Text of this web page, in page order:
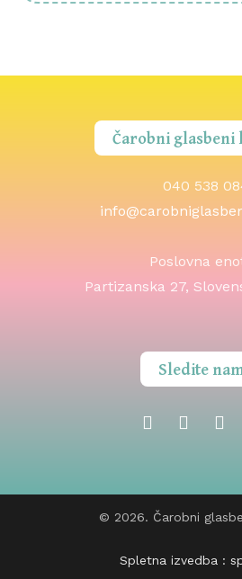
Čarobni glasbeni
040 538
Poslovna
Partizanska 27,
Sledite
© 2026. Čarobni
Spletna izvedba :